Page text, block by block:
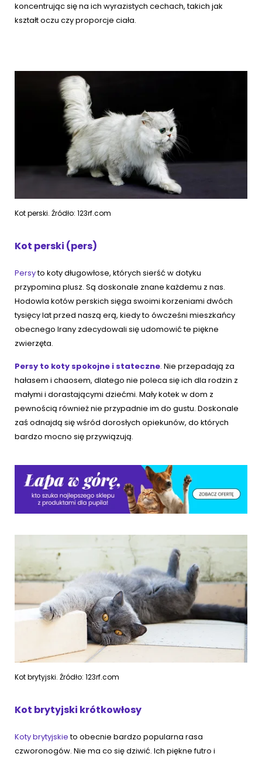
koncentrując się na ich wyrazistych cechach, takich jak
kształt oczu czy proporcje ciała.
Kot perski. Źródło: 123rf.com
Kot perski (pers)
Persyto koty długowłose, których sierść w dotyku
przypomina plusz. Są doskonale znane każdemu z nas.
Hodowla kotów perskich sięga swoimi korzeniami dwóch
tysięcy lat przed naszą erą, kiedy to ówcześni mieszkańcy
obecnego Irany zdecydowali się udomowić te piękne
zwierzęta.
Persy to koty spokojne i stateczne. Nie przepadają za
hałasem i chaosem, dlatego nie poleca się ich dla rodzin z
małymi i dorastającymi dziećmi. Mały kotek w dom z
pewnością również nie przypadnie im do gustu. Doskonale
zaś odnajdą się wśród dorosłych opiekunów, do których
bardzo mocno się przywiązują.
Kot brytyjski. Źródło: 123rf.com
Kot brytyjski krótkowłosy
Koty brytyjskieto obecnie bardzo popularna rasa
czworonogów. Nie ma co się dziwić. Ich piękne futro i